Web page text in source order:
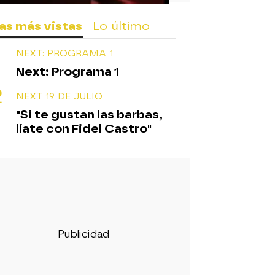
más vistas Lo último
NEXT: PROGRAMA 1
Next: Programa 1
NEXT 19 DE JULIO
"Si te gustan las barbas,
líate con Fidel Castro"